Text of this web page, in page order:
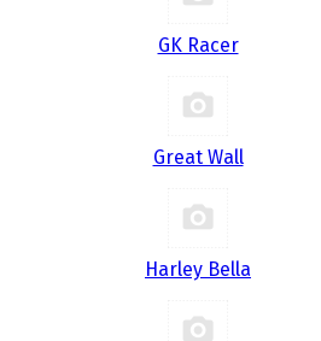
GK Racer
Great Wall
Harley Bella